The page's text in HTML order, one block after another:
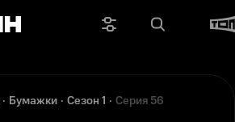
Бумажки Сезон 1 Серия 56